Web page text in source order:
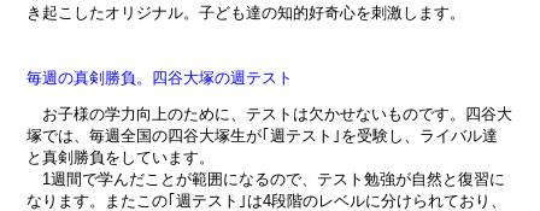
き起こしたオリジナル。子ども達の知的好奇心を刺激します。
毎週の真剣勝負。四谷大塚の週テスト
お子様の学力向上のために、テストは欠かせないものです。四谷大
塚では、毎週全国の四谷大塚生が｢週テスト｣を受験し、ライバル達
と真剣勝負をしています。
1週間で学んだことが範囲になるので、テスト勉強が自然と復習に
なります。またこの｢週テスト｣は4段階のレベルに分けられており、